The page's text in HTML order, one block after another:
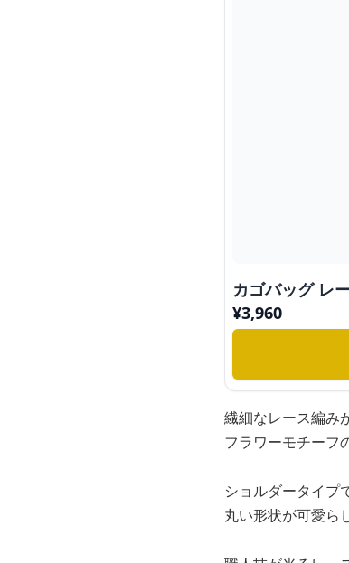
カゴバッグ レ
¥3,960
繊細なレース編み
フラワーモチーフ
ショルダータイプ
丸い形状が可愛ら